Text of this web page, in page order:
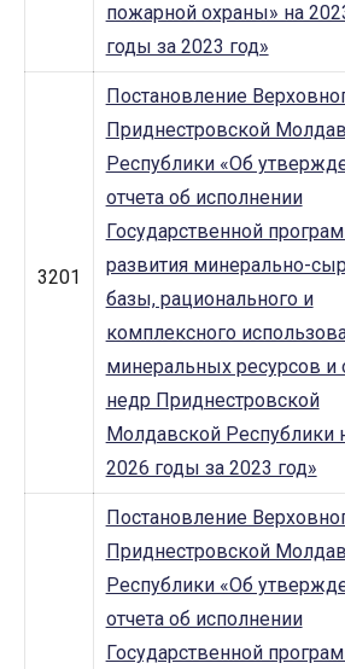
пожарной охраны» на
годы за 2023 год»
3201
Постановление
Приднестровской
Республики «Об
отчета об исполнении
Государственной
развития минерально-
базы, рационального и
комплексного
минеральных ресурсов и
недр Приднестровской
Молдавской Республики
2026 годы за 2023 год»
Постановление
Приднестровской
Республики «Об
отчета об исполнении
Государственной